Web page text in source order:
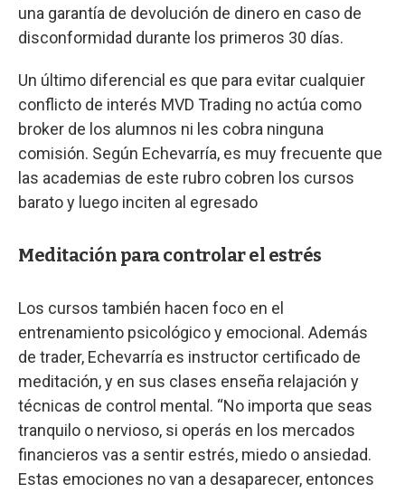
una garantía de devolución de dinero en caso de
disconformidad durante los primeros 30 días.
Un último diferencial es que para evitar cualquier
conflicto de interés MVD Trading no actúa como
broker de los alumnos ni les cobra ninguna
comisión. Según Echevarría, es muy frecuente que
las academias de este rubro cobren los cursos
barato y luego inciten al egresado
Meditación para controlar el estrés
Los cursos también hacen foco en el
entrenamiento psicológico y emocional. Además
de trader, Echevarría es instructor certificado de
meditación, y en sus clases enseña relajación y
técnicas de control mental. “No importa que seas
tranquilo o nervioso, si operás en los mercados
financieros vas a sentir estrés, miedo o ansiedad.
Estas emociones no van a desaparecer, entonces